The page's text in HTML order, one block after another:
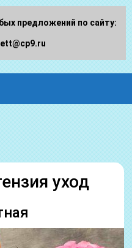
уход
предложений по сайту: